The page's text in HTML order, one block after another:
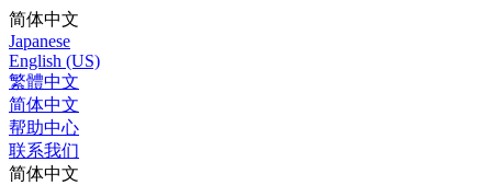
简体中文
Japanese
English (US)
繁體中文
简体中文
帮助中心
联系我们
简体中文